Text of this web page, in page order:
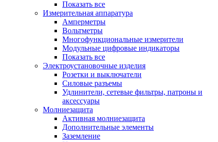
Показать все
Измерительная аппаратура
Амперметры
Вольтметры
Многофункциональные измерители
Модульные цифровые индикаторы
Показать все
Электроустановочные изделия
Розетки и выключатели
Силовые разъемы
Удлинители, сетевые фильтры, патроны и
аксессуары
Молниезащита
Активная молниезащита
Дополнительные элементы
Заземление